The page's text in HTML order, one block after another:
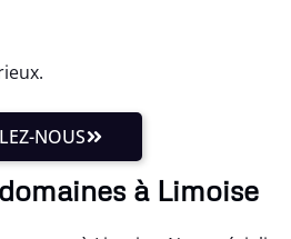
NOUS
à Limoise